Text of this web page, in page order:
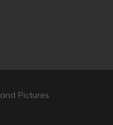
Pictures